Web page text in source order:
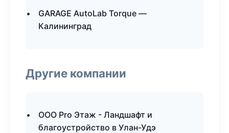
GARAGE AutoLab Torque —
Калининград
Другие компании
ООО Pro Этаж - Ландшафт и
благоустройство в Улан-Удэ